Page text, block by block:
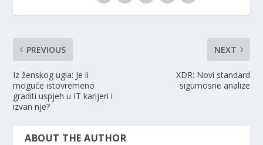
PREVIOUS
Iz ženskog ugla: Je li
moguće istovremeno
graditi uspjeh u IT karijeri i
izvan nje?
NEXT
XDR: Novi standard
sigurnosne analize
ABOUT THE AUTHOR